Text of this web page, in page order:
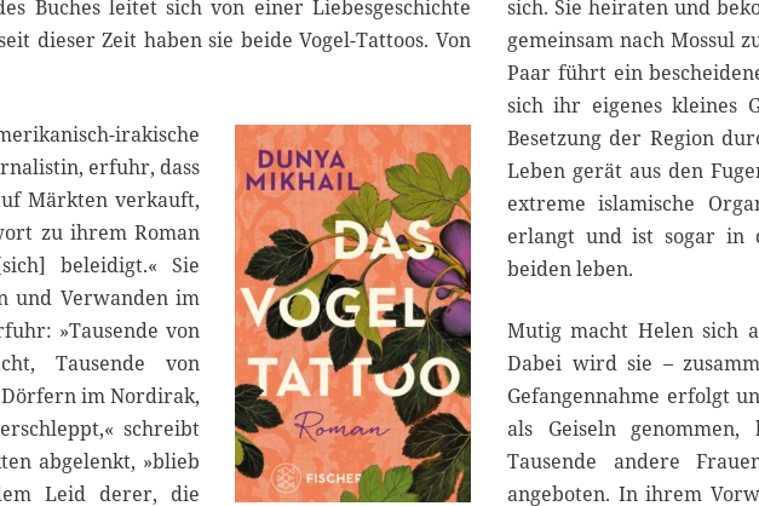
Buches leitet sich von einer Liebesgeschichte
dieser Zeit haben sie beide Vogel-Tattoos. Von
irakische
erfuhr, dass
Märkten verkauft,
zu ihrem Roman
beleidigt.« Sie
und Verwanden im
»Tausende von
Tausende von
im Nordirak,
schreibt
abgelenkt, »blieb
Leid derer, die
sich. Sie heiraten und
gemeinsam nach Mossul
Paar führt ein
sich ihr eigenes kleines
Besetzung der Region
Leben gerät aus den
extreme islamische
erlangt und ist sogar in
beiden leben.
Mutig macht Helen sich
Dabei wird sie –
Gefangennahme erfolgt
als Geiseln
Tausende andere
angeboten. In ihrem